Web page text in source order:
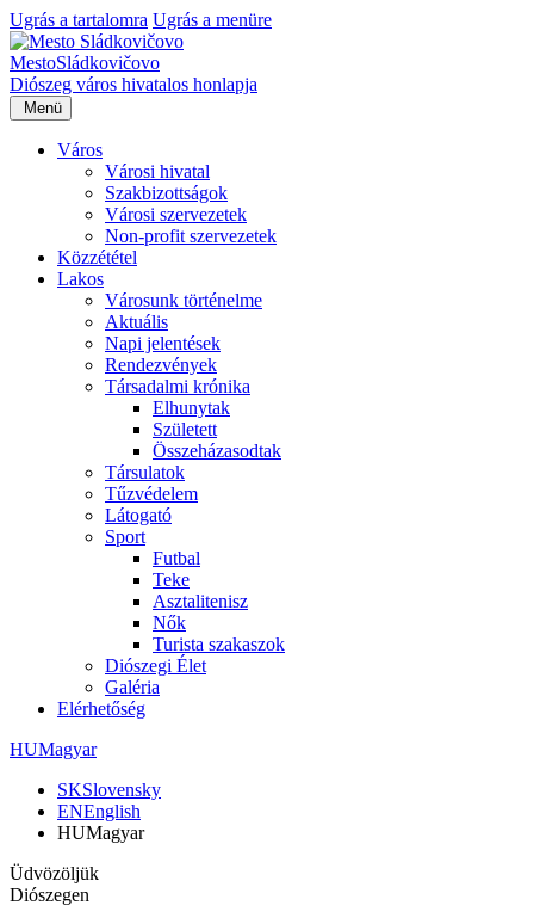
Ugrás a tartalomra Ugrás a menüre
MestoSládkovičovo
Diószeg város hivatalos honlapja
Menü
Város
Városi hivatal
Szakbizottságok
Városi szervezetek
Non-profit szervezetek
Közzététel
Lakos
Városunk történelme
Aktuális
Napi jelentések
Rendezvények
Társadalmi krónika
Elhunytak
Született
Összeházasodtak
Társulatok
Tűzvédelem
Látogató
Sport
Futbal
Teke
Asztalitenisz
Nők
Turista szakaszok
Diószegi Élet
Galéria
Elérhetőség
HUMagyar
SKSlovensky
ENEnglish
HUMagyar
Üdvözöljük
Diószegen